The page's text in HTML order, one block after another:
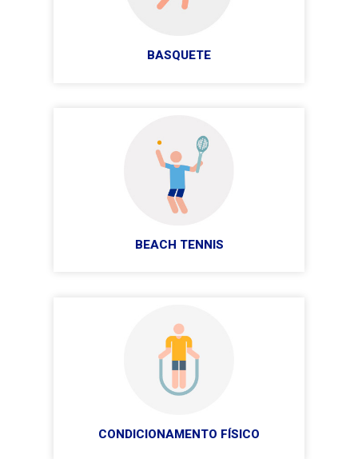
BASQUETE
BEACH TENNIS
CONDICIONAMENTO FÍSICO